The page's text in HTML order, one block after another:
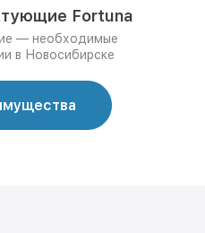
Fortuna
— необходимые
в Новосибирске